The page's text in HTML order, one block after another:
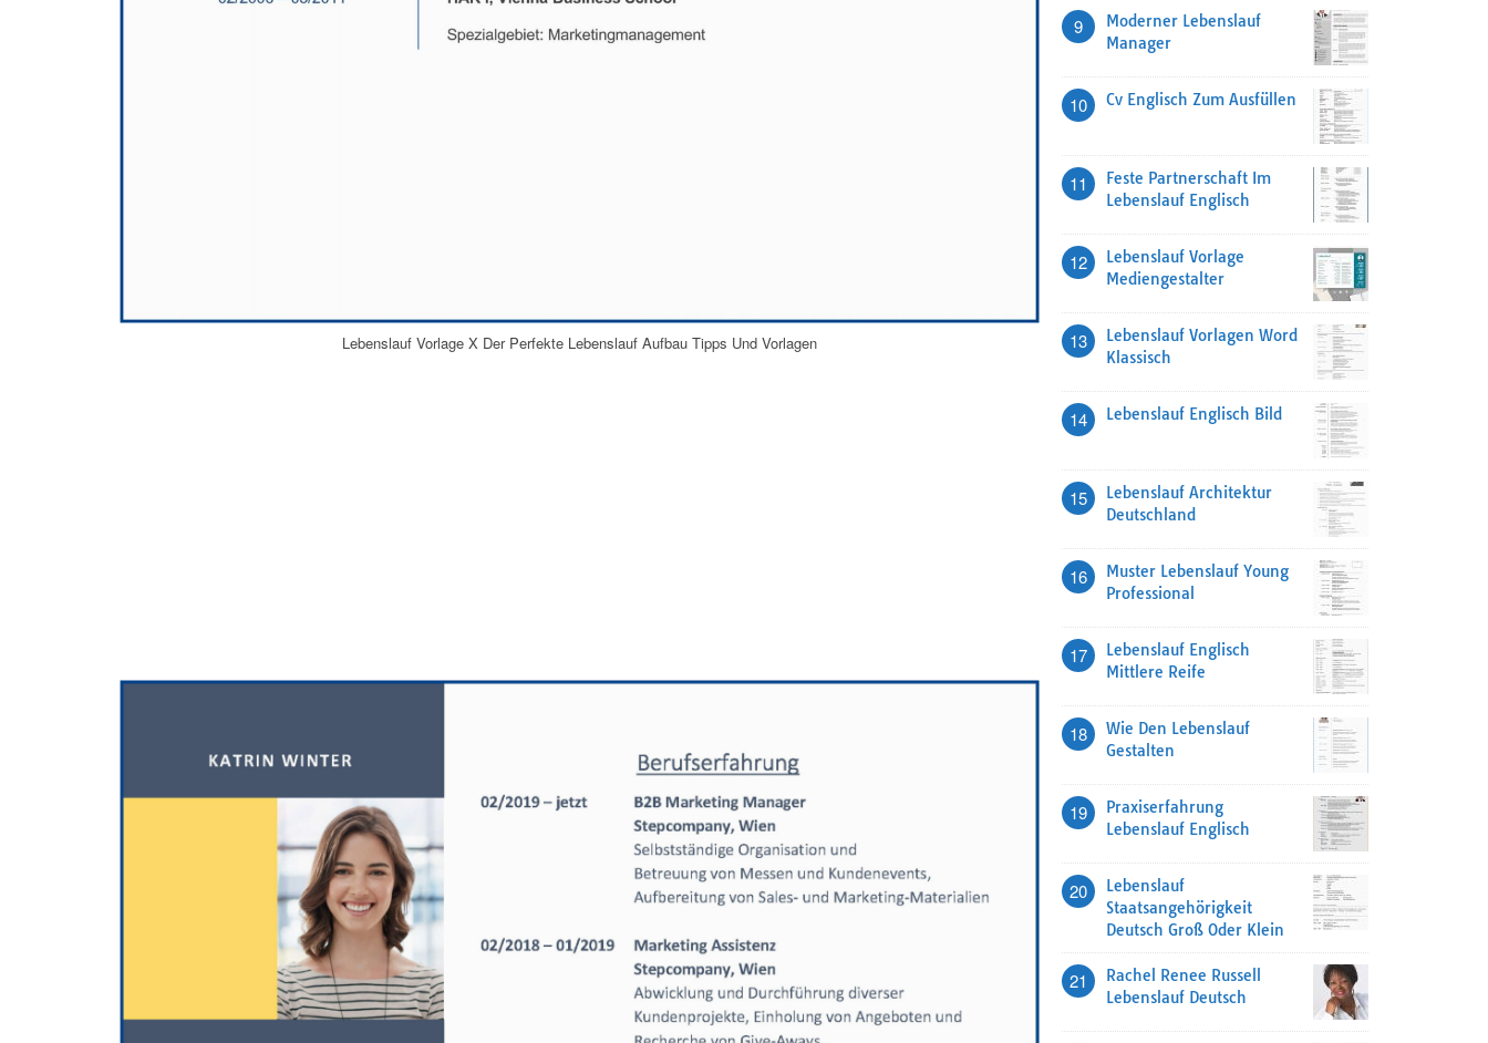
Lebenslauf Vorlage X Der Perfekte Lebenslauf Aufbau Tipps Und Vorlagen
9
Moderner Lebenslauf
Manager
10 Cv Englisch Zum Ausfüllen
11
Feste Partnerschaft Im
Lebenslauf Englisch
12
Lebenslauf Vorlage
Mediengestalter
13
Lebenslauf Vorlagen Word
Klassisch
14 Lebenslauf Englisch Bild
15
Lebenslauf Architektur
Deutschland
16
Muster Lebenslauf Young
Professional
17
Lebenslauf Englisch
Mittlere Reife
18
Wie Den Lebenslauf
Gestalten
19
Praxiserfahrung
Lebenslauf Englisch
20
Lebenslauf
Staatsangehörigkeit
Deutsch Groß Oder Klein
21
Rachel Renee Russell
Lebenslauf Deutsch